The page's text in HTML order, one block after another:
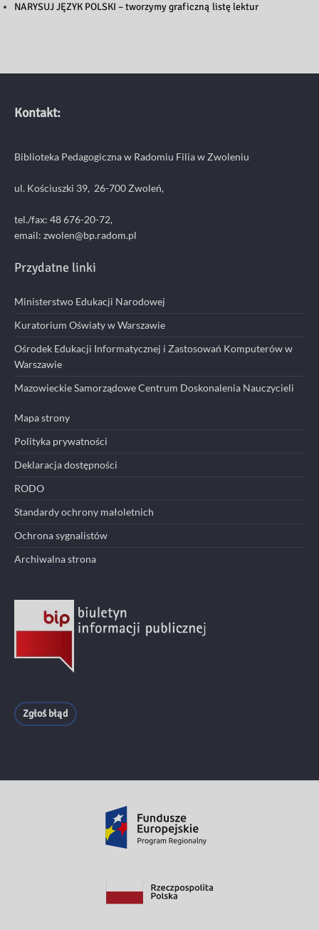
NARYSUJ JĘZYK POLSKI – tworzymy graficzną listę lektur
Kontakt:
Biblioteka Pedagogiczna w Radomiu Filia w Zwoleniu
ul. Kościuszki 39, 26-700 Zwoleń,
tel./fax: 48 676-20-72,
email: zwolen@bp.radom.pl
Przydatne linki
Ministerstwo Edukacji Narodowej
Kuratorium Oświaty w Warszawie
Ośrodek Edukacji Informatycznej i Zastosowań Komputerów w
Warszawie
Mazowieckie Samorządowe Centrum Doskonalenia Nauczycieli
Mapa strony
Polityka prywatności
Deklaracja dostępności
RODO
Standardy ochrony małoletnich
Ochrona sygnalistów
Archiwalna strona
Zgłoś błąd